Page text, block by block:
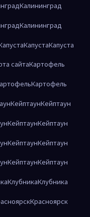
Калининград
Калининград
КапустаКапуста
сайтаКартофель
Картофель
КейптаунКейптаун
КейптаунКейптаун
КейптаунКейптаун
КейптаунКейптаун
КлубникаКлубника
Красноярск